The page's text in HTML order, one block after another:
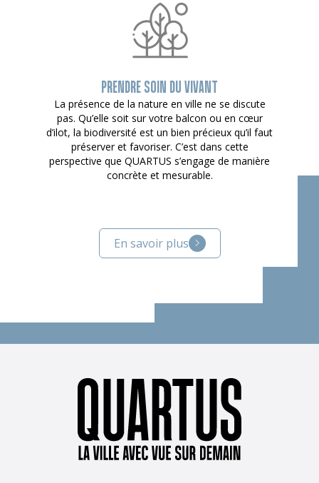
PRENDRE SOIN DU VIVANT
La présence de la nature en ville ne se discute
pas. Qu’elle soit sur votre balcon ou en cœur
d’ilot, la biodiversité est un bien précieux qu’il faut
préserver et favoriser. C’est dans cette
perspective que QUARTUS s’engage de manière
concrète et mesurable.
En savoir plus